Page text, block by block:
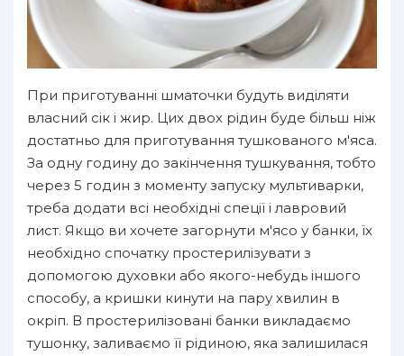
При приготуванні шматочки будуть виділяти
власний сік і жир. Цих двох рідин буде більш ніж
достатньо для приготування тушкованого м'яса.
За одну годину до закінчення тушкування, тобто
через 5 годин з моменту запуску мультиварки,
треба додати всі необхідні спеції і лавровий
лист. Якщо ви хочете загорнути м'ясо у банки, їх
необхідно спочатку простерилізувати з
допомогою духовки або якого-небудь іншого
способу, а кришки кинути на пару хвилин в
окріп. В простерилізовані банки викладаємо
тушонку, заливаємо її рідиною, яка залишилася